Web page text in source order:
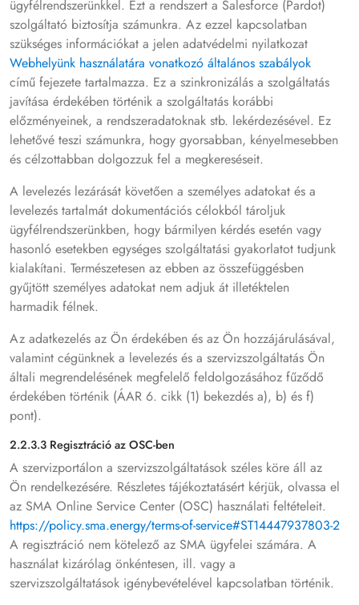
ügyfélrendszerünkkel. Ezt a rendszert a Salesforce (Pardot)
szolgáltató biztosítja számunkra. Az ezzel kapcsolatban
szükséges információkat a jelen adatvédelmi nyilatkozat
Webhelyünk használatára vonatkozó általános szabályok
című fejezete tartalmazza. Ez a szinkronizálás a szolgáltatás
javítása érdekében történik a szolgáltatás korábbi
előzményeinek, a rendszeradatoknak stb. lekérdezésével. Ez
lehetővé teszi számunkra, hogy gyorsabban, kényelmesebben
és célzottabban dolgozzuk fel a megkereséseit.
A levelezés lezárását követően a személyes adatokat és a
levelezés tartalmát dokumentációs célokból tároljuk
ügyfélrendszerünkben, hogy bármilyen kérdés esetén vagy
hasonló esetekben egységes szolgáltatási gyakorlatot tudjunk
kialakítani. Természetesen az ebben az összefüggésben
gyűjtött személyes adatokat nem adjuk át illetéktelen
harmadik félnek.
Az adatkezelés az Ön érdekében és az Ön hozzájárulásával,
valamint cégünknek a levelezés és a szervizszolgáltatás Ön
általi megrendelésének megfelelő feldolgozásához fűződő
érdekében történik (ÁAR 6. cikk (1) bekezdés a), b) és f)
pont).
2.2.3.3 Regisztráció az OSC-ben
A szervizportálon a szervizszolgáltatások széles köre áll az
Ön rendelkezésére. Részletes tájékoztatásért kérjük, olvassa el
az SMA Online Service Center (OSC) használati feltételeit.
https://policy.sma.energy/terms-of-service#ST14447937803-2
A regisztráció nem kötelező az SMA ügyfelei számára. A
használat kizárólag önkéntesen, ill. vagy a
szervizszolgáltatások igénybevételével kapcsolatban történik.